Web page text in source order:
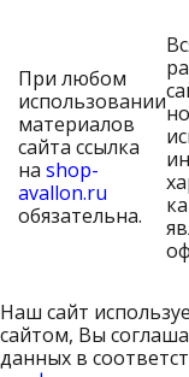
При любом
использовании
материалов
сайта ссылка
на shop-
avallon.ru
обязательна.
Наш сайт
сайтом, Вы
данных в